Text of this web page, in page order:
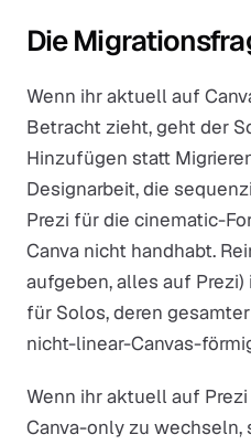
Die
Wenn ihr aktuell auf
Betracht zieht, geht der
Hinzufügen statt
Designarbeit, die
Prezi für die cinematic-
Canva nicht handhabt.
aufgeben, alles auf
für Solos, deren
nicht-linear-Canvas-
Wenn ihr aktuell auf
Canva-only zu wechseln,